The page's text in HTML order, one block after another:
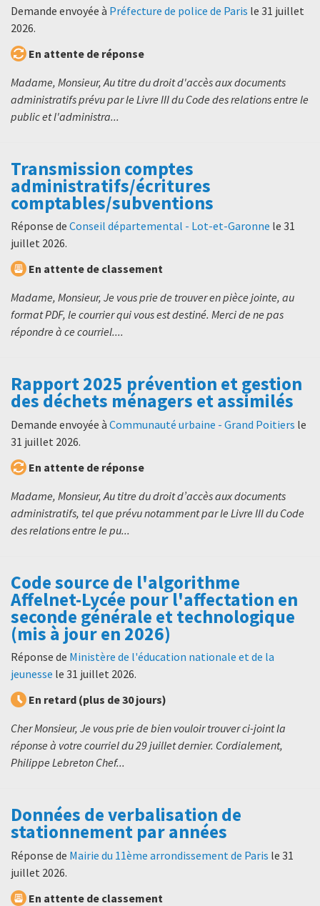
Demande envoyée à Préfecture de police de Paris le 31 juillet
2026.
En attente de réponse
Madame, Monsieur, Au titre du droit d'accès aux documents
administratifs prévu par le Livre III du Code des relations entre le
public et l'administra...
Transmission comptes
administratifs/écritures
comptables/subventions
Réponse de Conseil départemental - Lot-et-Garonne le 31
juillet 2026.
En attente de classement
Madame, Monsieur, Je vous prie de trouver en pièce jointe, au
format PDF, le courrier qui vous est destiné. Merci de ne pas
répondre à ce courriel....
Rapport 2025 prévention et gestion
des déchets ménagers et assimilés
Demande envoyée à Communauté urbaine - Grand Poitiers le
31 juillet 2026.
En attente de réponse
Madame, Monsieur, Au titre du droit d’accès aux documents
administratifs, tel que prévu notamment par le Livre III du Code
des relations entre le pu...
Code source de l'algorithme
Affelnet-Lycée pour l'affectation en
seconde générale et technologique
(mis à jour en 2026)
Réponse de Ministère de l'éducation nationale et de la
jeunesse le 31 juillet 2026.
En retard (plus de 30 jours)
Cher Monsieur, Je vous prie de bien vouloir trouver ci-joint la
réponse à votre courriel du 29 juillet dernier. Cordialement,
Philippe Lebreton Chef...
Données de verbalisation de
stationnement par années
Réponse de Mairie du 11ème arrondissement de Paris le 31
juillet 2026.
En attente de classement